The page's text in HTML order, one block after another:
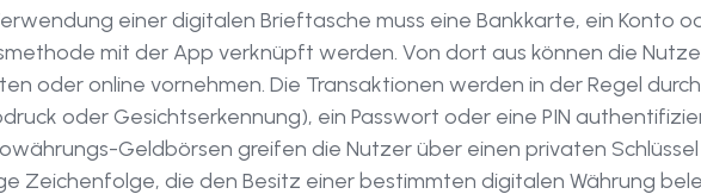
einer digitalen Brieftasche muss eine Bankkarte, ein Konto
mit der App verknüpft werden. Von dort aus können die
oder online vornehmen. Die Transaktionen werden in der Regel
oder Gesichtserkennung), ein Passwort oder eine PIN
Geldbörsen greifen die Nutzer über einen privaten
Zeichenfolge, die den Besitz einer bestimmten digitalen Währung